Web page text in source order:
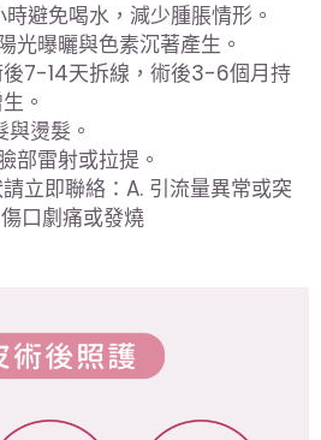
避免喝水，減少腫脹情形。
光曝曬與色素沉著產生。
7-14天拆線，術後3-6個月持
。
燙髮。
部雷射或拉提。
立即聯絡：A. 引流量異常或突
口劇痛或發燒